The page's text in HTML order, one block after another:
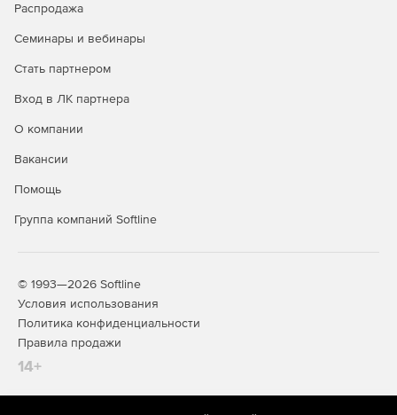
Распродажа
Семинары и вебинары
Стать партнером
Вход в ЛК партнера
О компании
Вакансии
Помощь
Группа компаний Softline
© 1993—2026 Softline
Условия использования
Политика конфиденциальности
Правила продажи
14+